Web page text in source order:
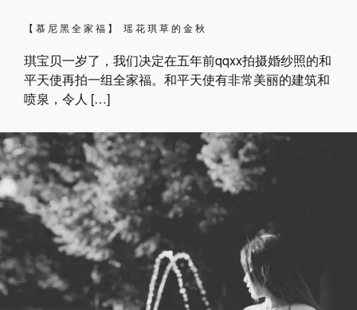
【慕尼黑全家福】 瑶花琪草的金秋
琪宝贝一岁了，我们决定在五年前qqxx拍摄婚纱照的和
平天使再拍一组全家福。和平天使有非常美丽的建筑和
喷泉，令人 […]